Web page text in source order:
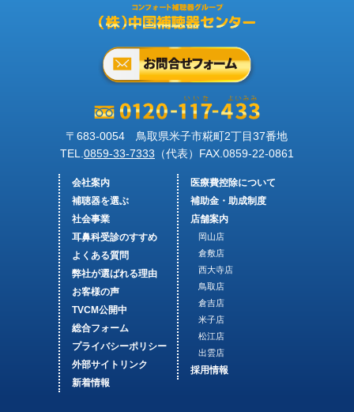
〒683-0054 鳥取県米子市糀町2丁目37番地
TEL. 0859-33-7333 （代表）FAX. 0859-22-0861
会社案内
補聴器を選ぶ
社会事業
耳鼻科受診のすすめ
よくある質問
弊社が選ばれる理由
お客様の声
TVCM公開中
総合フォーム
プライバシーポリシー
外部サイトリンク
新着情報
医療費控除について
補助金・助成制度
店舗案内
岡山店
倉敷店
西大寺店
鳥取店
倉吉店
米子店
松江店
出雲店
採用情報